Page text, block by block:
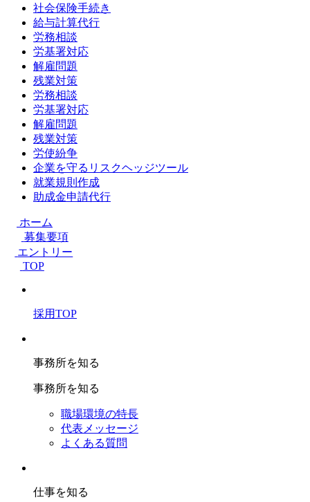
社会保険手続き
給与計算代行
労務相談
労基署対応
解雇問題
残業対策
労務相談
労基署対応
解雇問題
残業対策
労使紛争
企業を守るリスクヘッジツール
就業規則作成
助成金申請代行
ホーム
募集要項
エントリー
TOP
採用TOP
事務所を知る
事務所を知る
職場環境の特長
代表メッセージ
よくある質問
仕事を知る